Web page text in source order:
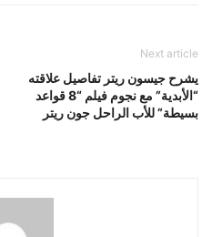
Next article
يشرح جيسون ريتر تفاصيل علاقته
“الأبدية” مع نجوم فيلم “8 قواعد
بسيطة” للأب الراحل جون ريتر